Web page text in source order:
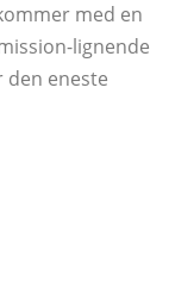
med en
lignende
eneste